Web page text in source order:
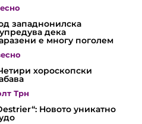
западнонилска
дека
е многу поголем
хороскопски
Трн
Новото уникатно